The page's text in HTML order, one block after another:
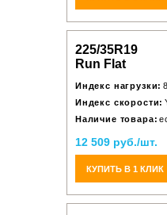
225/35R19
Run Flat
Индекс нагрузки:
Индекс скорости:
Наличие товара:
12 509 руб./шт.
КУПИТЬ В 1 КЛИК